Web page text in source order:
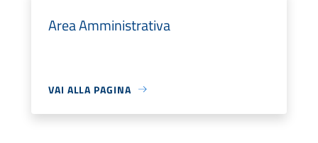
Area Amministrativa
VAI ALLA PAGINA